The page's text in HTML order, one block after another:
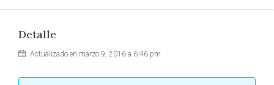
Detalle
Actualizado en marzo 9, 2016 a 6:46 pm